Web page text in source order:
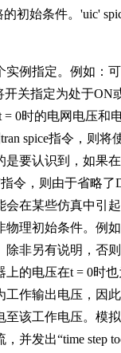
初始条件。'uic'
实例指定。例如：
开关指定为处于ON
= 0时的电网电压和
spice指令，则将
是要认识到，如果
令，则由于省略了
会在某些仿真中引
物理初始条件。例
除非另有说明，否
上的电压在t = 0时也
工作输出电压，因
至该工作电压。模
并发出“time step